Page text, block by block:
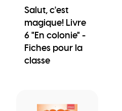
Salut, c'est
magique! Livre
6 "En colonie" -
Fiches pour la
classe